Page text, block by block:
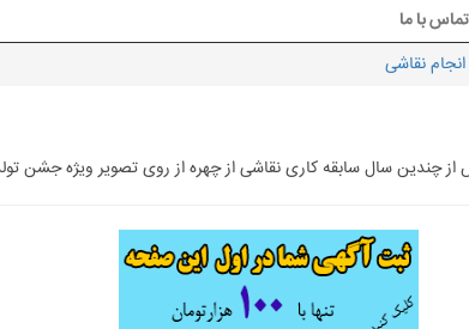
تماس با ما
نقاشی
چندین سال سابقه کاری نقاشی از چهره از روی تصویر ویژه جشن